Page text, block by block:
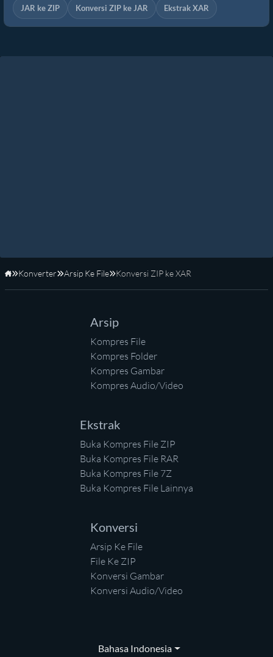
JAR ke ZIP Konversi ZIP ke JAR Ekstrak XAR
Beranda
Konverter Arsip Ke File Konversi ZIP ke XAR
Arsip
Kompres File
Kompres Folder
Kompres Gambar
Kompres Audio/Video
Ekstrak
Buka Kompres File ZIP
Buka Kompres File RAR
Buka Kompres File 7Z
Buka Kompres File Lainnya
Konversi
Arsip Ke File
File Ke ZIP
Konversi Gambar
Konversi Audio/Video
Bahasa Indonesia